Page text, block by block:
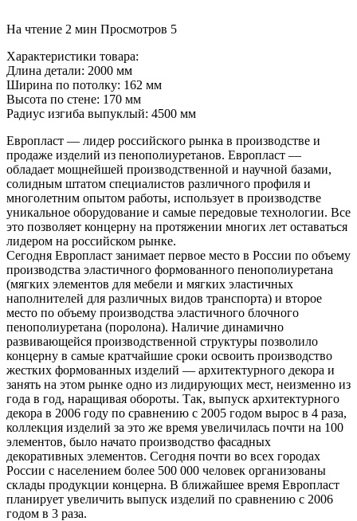
На чтение 2 мин Просмотров 5
Характеристики товара:
Длина детали: 2000 мм
Ширина по потолку: 162 мм
Высота по стене: 170 мм
Радиус изгиба выпуклый: 4500 мм
Европласт — лидер российского рынка в производстве и
продаже изделий из пенополиуретанов. Европласт —
обладает мощнейшей производственной и научной базами,
солидным штатом специалистов различного профиля и
многолетним опытом работы, использует в производстве
уникальное оборудование и самые передовые технологии. Все
это позволяет концерну на протяжении многих лет оставаться
лидером на российском рынке.
Сегодня Европласт занимает первое место в России по объему
производства эластичного формованного пенополиуретана
(мягких элементов для мебели и мягких эластичных
наполнителей для различных видов транспорта) и второе
место по объему производства эластичного блочного
пенополиуретана (поролона). Наличие динамично
развивающейся производственной структуры позволило
концерну в самые кратчайшие сроки освоить производство
жестких формованных изделий — архитектурного декора и
занять на этом рынке одно из лидирующих мест, неизменно из
года в год, наращивая обороты. Так, выпуск архитектурного
декора в 2006 году по сравнению с 2005 годом вырос в 4 раза,
коллекция изделий за это же время увеличилась почти на 100
элементов, было начато производство фасадных
декоративных элементов. Сегодня почти во всех городах
России с населением более 500 000 человек организованы
склады продукции концерна. В ближайшее время Европласт
планирует увеличить выпуск изделий по сравнению с 2006
годом в 3 раза.